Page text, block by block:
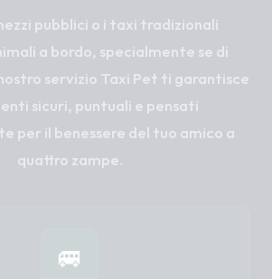
pubblici o i taxi tradizionali
a bordo, specialmente se di
servizio Taxi Pet ti garantisce
sicuri, puntuali e pensati
per il benessere del tuo amico a
quattro zampe.
🚐